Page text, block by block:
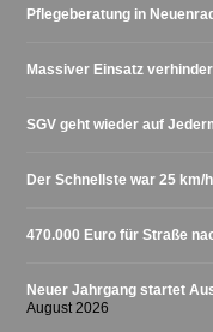
Pflegeberatung in
Massiver Einsatz
SGV geht wieder auf
Der Schnellste war 25 km/
470.000 Euro für Straße
Neuer Jahrgang startet
August 2026